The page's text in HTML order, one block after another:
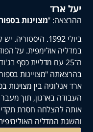
"מצוינות בספורט |
ביולי 1992. היסטוריה. יש לנו
אולימפית. על הפודיום
עם מדליית כסף בג'ודו –
"מצויינות בספורט |
בין מצוינות בספורט
בארגון, תוך מעבר על
חסרת תקדים בענף
המדליה האולימיפית